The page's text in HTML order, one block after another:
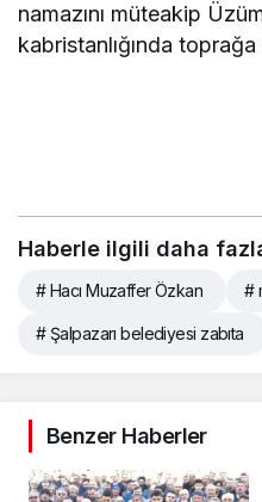
namazını müteakip
kabristanlığında
Haberle ilgili daha
# Hacı Muzaffer Özkan #
# Şalpazarı belediyesi zabıta
Benzer Haberler